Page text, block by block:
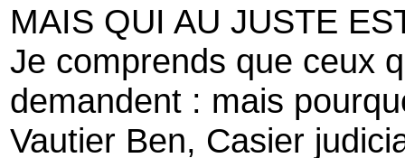
MAIS QUI AU JUSTE
Je comprends que ceux
demandent : mais
Vautier Ben, Casier